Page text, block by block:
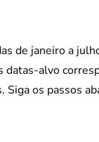
de janeiro a
alvo
os passos